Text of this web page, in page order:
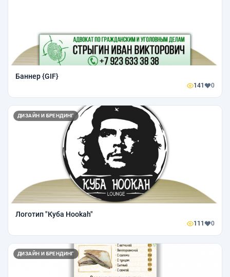
Баннер {GIF}
141 0
ДИЗАЙН И БРЕНДИНГ
Логотип "Куба Hookah"
111 0
ДИЗАЙН И БРЕНДИНГ